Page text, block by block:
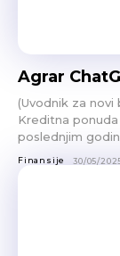
Agrar
(Uvodnik za
Kreditna
poslednjim
Finansije 30/05/